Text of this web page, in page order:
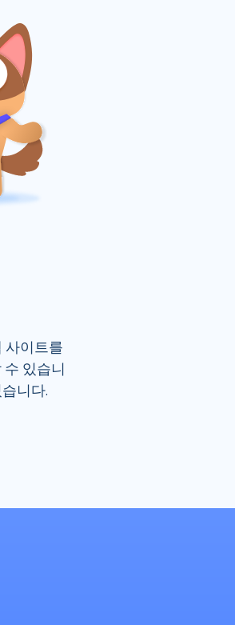
사이트를
있습니
니다.